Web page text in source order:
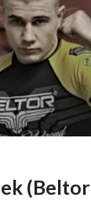
(Beltor